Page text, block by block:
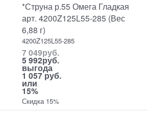
*Струна р.55 Омега Гладкая
арт. 4200Z125L55-285 (Вес
6,88 г)
4200Z125L55-285
7 049руб.
5 992руб.
выгода
1 057 руб.
или
15%
Скидка 15%